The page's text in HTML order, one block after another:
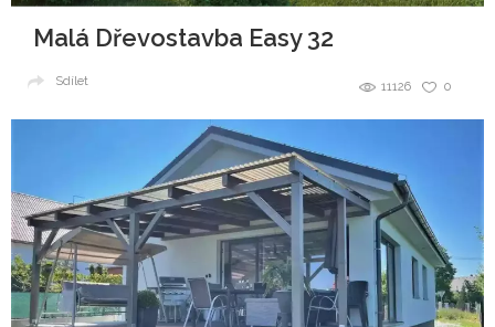
Malá Dřevostavba Easy 32
0
11126
Sdílet